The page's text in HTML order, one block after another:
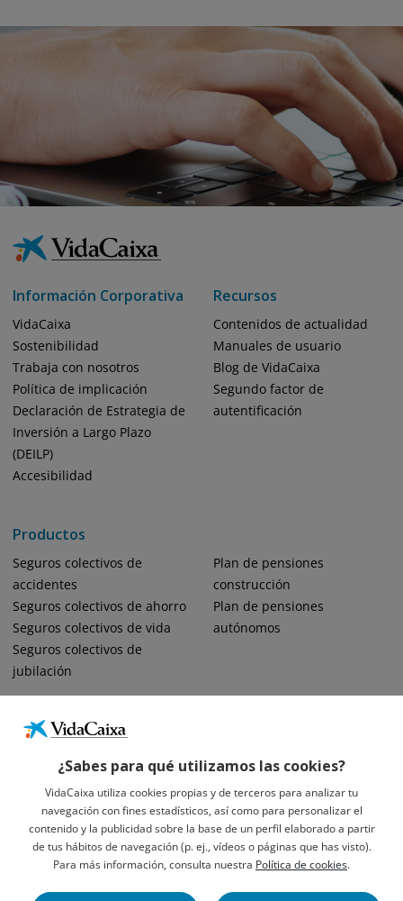
¿Sabes para qué utilizamos las cookies?
VidaCaixa utiliza cookies propias y de terceros para analizar tu
navegación con fines estadísticos, así como para personalizar el
contenido y la publicidad sobre la base de un perfil elaborado a partir
de tus hábitos de navegación (p. ej., vídeos o páginas que has visto).
Para más información, consulta nuestra Política de cookies.
Información Corporativa
VidaCaixa
Sostenibilidad
Trabaja con nosotros
Política de implicación
Declaración de Estrategia de
Inversión a Largo Plazo
(DEILP)
Accesibilidad
Productos
Seguros colectivos de
accidentes
Seguros colectivos de ahorro
Seguros colectivos de vida
Seguros colectivos de
jubilación
Plan de pensiones
construcción
Plan de pensiones
autónomos
Recursos
Contenidos de actualidad
Manuales de usuario
Blog de VidaCaixa
Segundo factor de
autentificación
Informació Legal Sobre VidaCaixa, S.A.
Avís Legal
Privacidad